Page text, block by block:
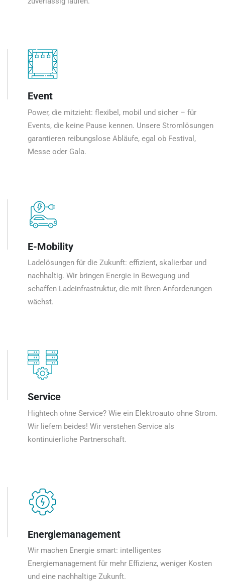
Event
Power, die mitzieht: flexibel, mobil und sicher – für
Events, die keine Pause kennen. Unsere Stromlösungen
garantieren reibungslose Abläufe, egal ob Festival,
Messe oder Gala.
E-Mobility
Ladelösungen für die Zukunft: effizient, skalierbar und
nachhaltig. Wir bringen Energie in Bewegung und
schaffen Ladeinfrastruktur, die mit Ihren Anforderungen
wächst.
Service
Hightech ohne Service? Wie ein Elektroauto ohne Strom.
Wir liefern beides! Wir verstehen Service als
kontinuierliche Partnerschaft.
Energiemanagement
Wir machen Energie smart: intelligentes
Energiemanagement für mehr Effizienz, weniger Kosten
und eine nachhaltige Zukunft.